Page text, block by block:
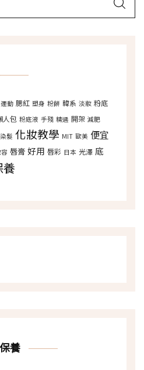
運動 腮紅 塑身 粉餅 韓系 淡妝 粉底
人包 粉底液 手殘 精選 開架 減肥
染髮 化妝教學 MIT 歐美 便宜
唇膏 好用 唇彩 日本 光澤 底
養
養